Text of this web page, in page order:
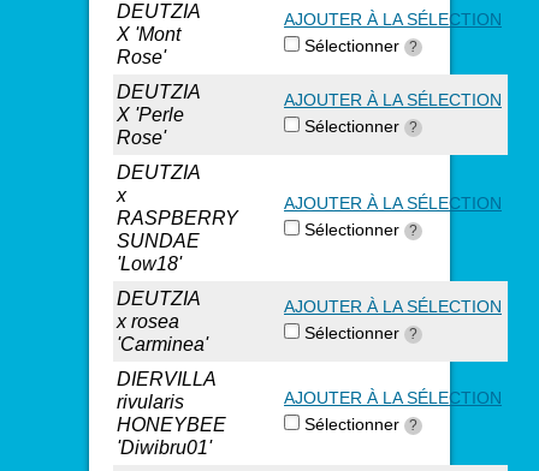
DEUTZIA
X 'Mont
Rose'
AJOUTER À LA SÉLECTION
Sélectionner ?
DEUTZIA
X 'Perle
Rose'
AJOUTER À LA SÉLECTION
Sélectionner ?
DEUTZIA
x
RASPBERRY
SUNDAE
'Low18'
AJOUTER À LA SÉLECTION
Sélectionner ?
DEUTZIA
x rosea
'Carminea'
AJOUTER À LA SÉLECTION
Sélectionner ?
DIERVILLA
rivularis
HONEYBEE
'Diwibru01'
AJOUTER À LA SÉLECTION
Sélectionner ?